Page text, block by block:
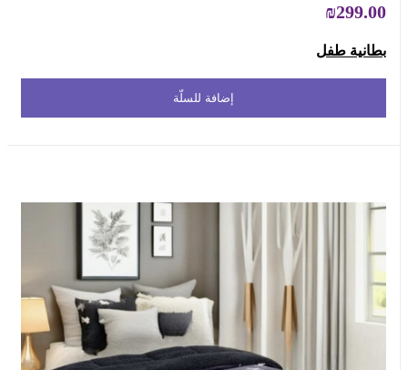
₪299.00
بطانية طفل
إضافة للسلّة